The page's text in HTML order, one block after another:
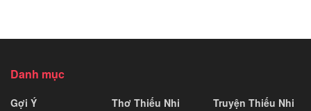
Danh mục
Gợi Ý
Thơ Thiếu Nhi
Truyện Thiếu Nhi